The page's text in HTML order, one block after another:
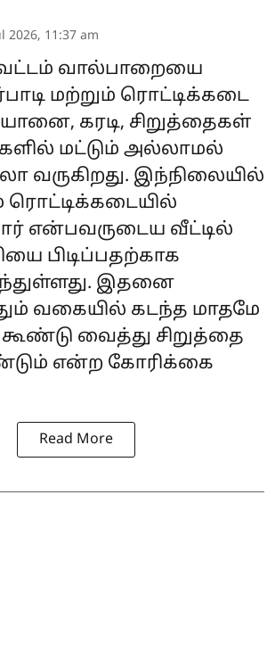
2026, 11:37 am
வால்பாறையை
மற்றும் ரொட்டிக்கடை
யானை, கரடி, சிறுத்தைகள்
மட்டும் அல்லாமல்
வருகிறது. இந்நிலையில்
ரொட்டிக்கடையில்
என்பவருடைய வீட்டில்
பிடிப்பதற்காக
இதனை
வகையில் கடந்த மாதமே
வைத்து சிறுத்தை
என்ற கோரிக்கை
Read More